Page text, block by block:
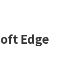
Edge